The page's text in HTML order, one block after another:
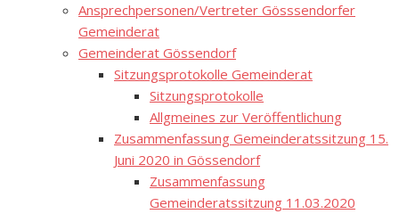
Ansprechpersonen/Vertreter Gösssendorfer
Gemeinderat
Gemeinderat Gössendorf
Sitzungsprotokolle Gemeinderat
Sitzungsprotokolle
Allgmeines zur Veröffentlichung
Zusammenfassung Gemeinderatssitzung 15.
Juni 2020 in Gössendorf
Zusammenfassung
Gemeinderatssitzung 11.03.2020